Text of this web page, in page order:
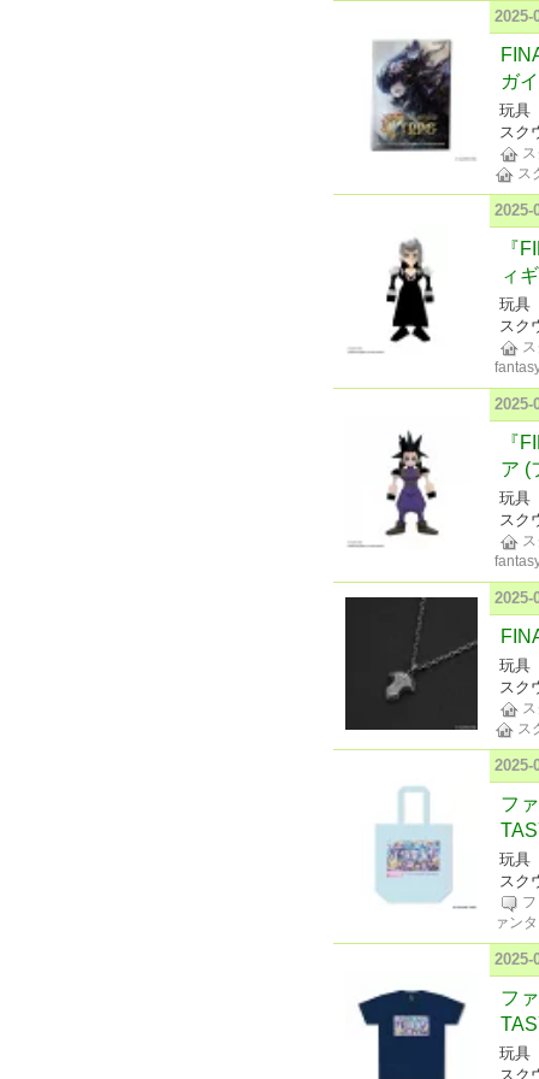
ガ
玩具
スク
ス
ス
『
ィ
玩具
スク
ス
『
ア (
玩具
スク
ス
玩具
スク
ス
ス
フ
玩具
スク
ァン
フ
玩具
スク